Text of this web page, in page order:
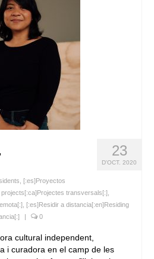
23
D'OCT. 2020
[:es]Proyectos
transversals[:]
[:es]Residir a distancia[:en]Residing
| 0
cultural independent,
i curadora en el camp de les